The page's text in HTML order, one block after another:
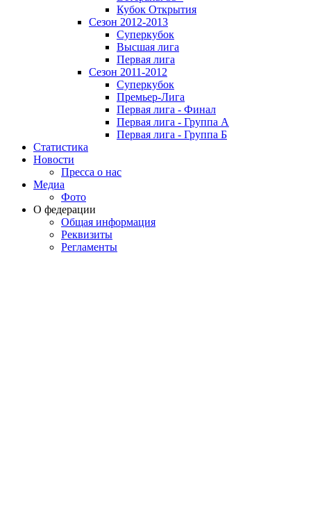
Кубок Открытия
Сезон 2012-2013
Суперкубок
Высшая лига
Первая лига
Сезон 2011-2012
Суперкубок
Премьер-Лига
Первая лига - Финал
Первая лига - Группа А
Первая лига - Группа Б
Статистика
Новости
Пресса о нас
Медиа
Фото
О федерации
Общая информация
Реквизиты
Регламенты